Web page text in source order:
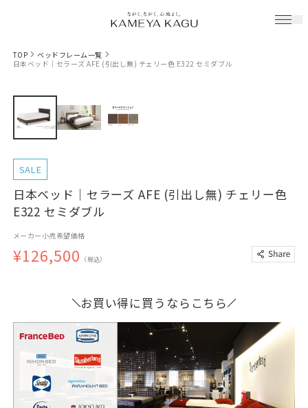
TOP
ベッドフレーム一覧
日本ベッド｜セラーズ AFE (引出し無) チェリー色 E322 セミダブル
SALE
日本ベッド｜セラーズ AFE (引出し無) チェリー色
E322 セミダブル
メーカー小売希望価格
¥126,500 （税込）
お買い得に買うならこちら